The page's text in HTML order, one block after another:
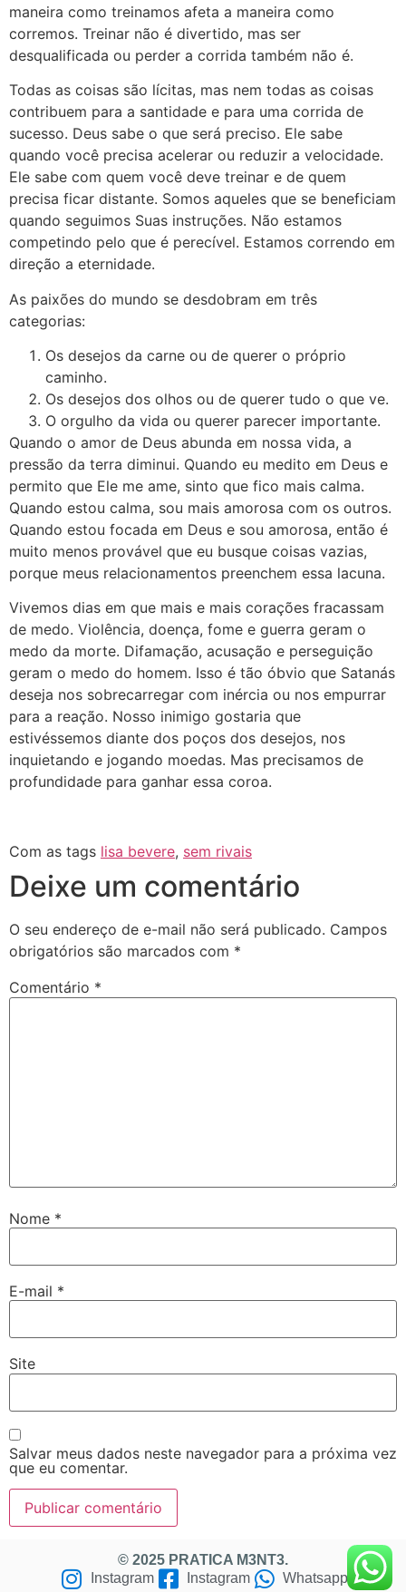
maneira como treinamos afeta a maneira como
corremos. Treinar não é divertido, mas ser
desqualificada ou perder a corrida também não é.
Todas as coisas são lícitas, mas nem todas as coisas
contribuem para a santidade e para uma corrida de
sucesso. Deus sabe o que será preciso. Ele sabe
quando você precisa acelerar ou reduzir a velocidade.
Ele sabe com quem você deve treinar e de quem
precisa ficar distante. Somos aqueles que se beneficiam
quando seguimos Suas instruções. Não estamos
competindo pelo que é perecível. Estamos correndo em
direção a eternidade.
As paixões do mundo se desdobram em três
categorias:
Os desejos da carne ou de querer o próprio
caminho.
Os desejos dos olhos ou de querer tudo o que ve.
O orgulho da vida ou querer parecer importante.
Quando o amor de Deus abunda em nossa vida, a
pressão da terra diminui. Quando eu medito em Deus e
permito que Ele me ame, sinto que fico mais calma.
Quando estou calma, sou mais amorosa com os outros.
Quando estou focada em Deus e sou amorosa, então é
muito menos provável que eu busque coisas vazias,
porque meus relacionamentos preenchem essa lacuna.
Vivemos dias em que mais e mais corações fracassam
de medo. Violência, doença, fome e guerra geram o
medo da morte. Difamação, acusação e perseguição
geram o medo do homem. Isso é tão óbvio que Satanás
deseja nos sobrecarregar com inércia ou nos empurrar
para a reação. Nosso inimigo gostaria que
estivéssemos diante dos poços dos desejos, nos
inquietando e jogando moedas. Mas precisamos de
profundidade para ganhar essa coroa.
Com as tags lisa bevere, sem rivais
Deixe um comentário
O seu endereço de e-mail não será publicado. Campos
obrigatórios são marcados com *
Comentário *
Nome *
E-mail *
Site
Salvar meus dados neste navegador para a próxima vez
que eu comentar.
© 2025 PRATICA M3NT3.
Instagram
Instagram Whatsapp